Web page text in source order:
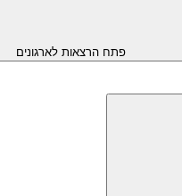
פתח הרצאות לארגונים